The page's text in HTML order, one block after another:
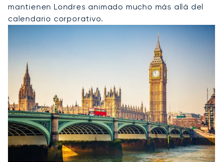
mantienen Londres animado mucho más allá del
calendario corporativo.
Alquiler De Jet Privado A